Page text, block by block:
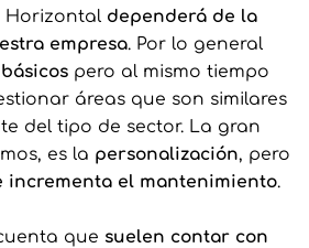
Horizontal dependerá de la
empresa. Por lo general
pero al mismo tiempo
áreas que son similares
del tipo de sector. La gran
es la personalización, pero
incrementa el mantenimiento.
que suelen contar con